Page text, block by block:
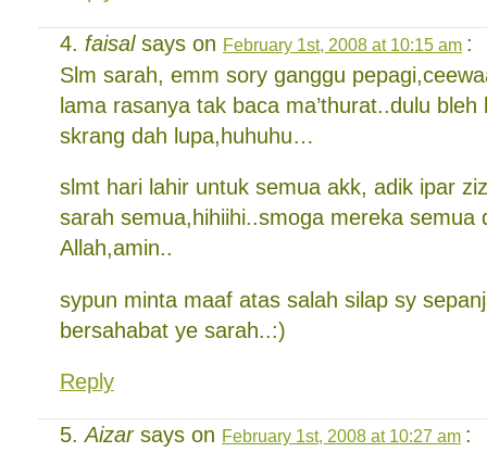
faisalsays on February 1st, 2008 at 10:15 am :
Slm sarah, emm sory ganggu
lama rasanya tak baca ma’thurat..dulu
skrang dah lupa,huhuhu…
slmt hari lahir untuk semua akk, adik ipar
sarah semua,hihiihi..smoga mereka semua
Allah,amin..
sypun minta maaf atas salah silap sy
bersahabat ye sarah..:)
Reply
Aizarsays on February 1st, 2008 at 10:27 am :